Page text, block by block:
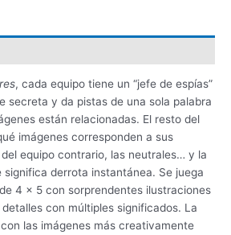
, cada equipo tiene un “jefe de espías”
secreta y da pistas de una sola palabra
están relacionadas. El resto del
imágenes corresponden a sus
equipo contrario, las neutrales… y la
significa derrota instantánea. Se juega
4 × 5 con sorprendentes ilustraciones
con múltiples significados. La
las imágenes más creativamente